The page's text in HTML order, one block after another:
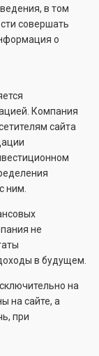
в том
совершать
о
Компания
сайта
ним.
не
в будущем.
на
на сайте, а
при